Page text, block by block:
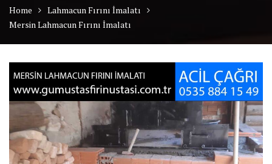
Home
Lahmacun Fırını İmalatı
Mersin Lahmacun Fırını İmalatı